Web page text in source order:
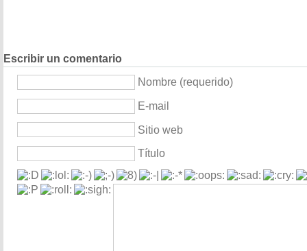
Escribir un comentario
Nombre (requerido)
E-mail
Sitio web
Título